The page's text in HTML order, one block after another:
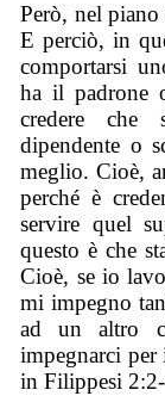
Però, nel
E perciò, in
comportarsi
ha il padrone
credere che
dipendente o
meglio. Cioè,
perché è
servire quel
questo è che
Cioè, se io
mi impegno
ad un altro
impegnarci
in Filippesi